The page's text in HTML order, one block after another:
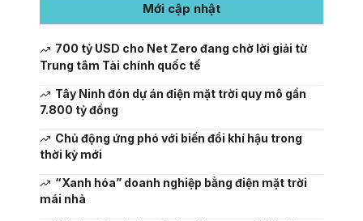
Mới cập nhật
700 tỷ USD cho Net Zero đang chờ lời giải từ
Trung tâm Tài chính quốc tế
Tây Ninh đón dự án điện mặt trời quy mô gần
7.800 tỷ đồng
Chủ động ứng phó với biến đổi khí hậu trong
thời kỳ mới
“Xanh hóa” doanh nghiệp bằng điện mặt trời
mái nhà